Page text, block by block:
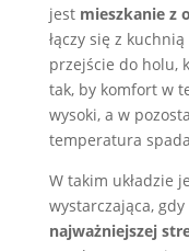
jest mieszkanie z
łączy się z
przejście do holu,
tak, by komfort w
wysoki, a w
temperatura
W takim układzie
wystarczająca, gdy
najważniejszej